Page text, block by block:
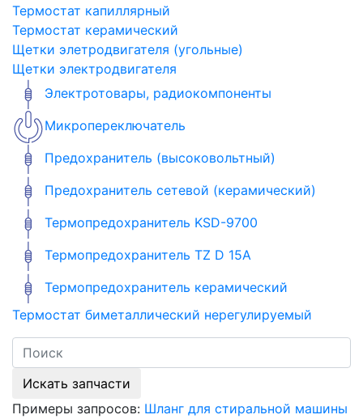
Термостат капиллярный
Термостат керамический
Щетки элетродвигателя (угольные)
Щетки электродвигателя
Электротовары, радиокомпоненты
Микропереключатель
Предохранитель (высоковольтный)
Предохранитель сетевой (керамический)
Термопредохранитель KSD-9700
Термопредохранитель TZ D 15A
Термопредохранитель керамический
Термостат биметаллический нерегулируемый
Искать запчасти
Примеры запросов: Шланг для стиральной машины